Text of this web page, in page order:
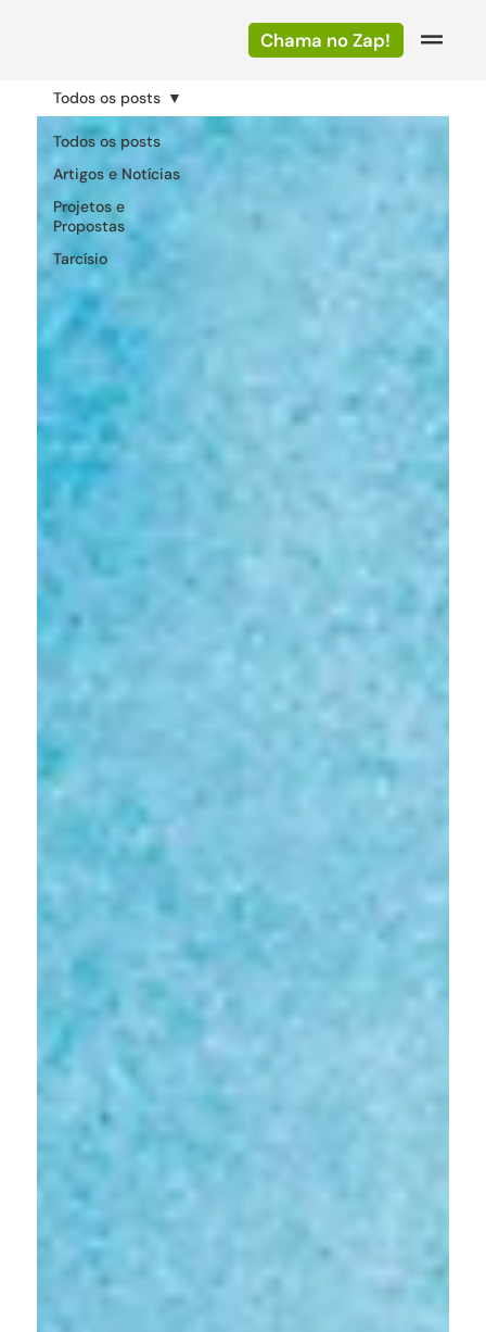
Chama no Zap!
Todos os posts
Artigos e Notícias
Projetos e
Propostas
Tarcísio
Todos os posts